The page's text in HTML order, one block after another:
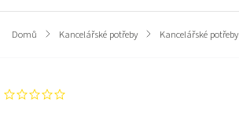
Domů / Kancelářské potřeby / Kancelářské potřeby